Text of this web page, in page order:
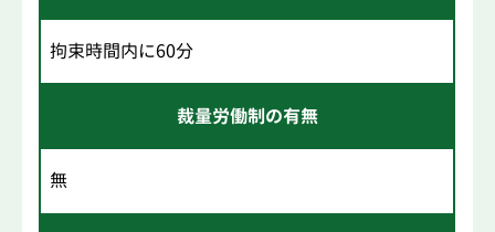
拘束時間内に60分
裁量労働制の有無
無